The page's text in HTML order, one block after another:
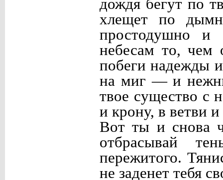
дождя бегут по
хлещет по
простодушно и
небесам то, чем
побеги надежды
на миг — и
твое существо с
и крону, в ветви
Вот ты и снова
отбрасывай
пережитого.
не заденет тебя